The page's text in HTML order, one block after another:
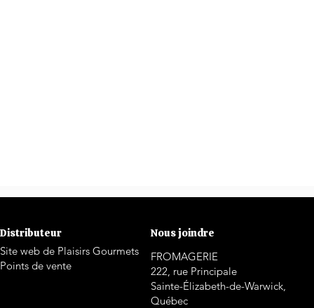
Distributeur
Site web de Plaisirs Gourmets
Points de vente
Nous joindre
FROMAGERIE
222, rue Principale
Sainte-Élizabeth-de-Warwick,
Québec